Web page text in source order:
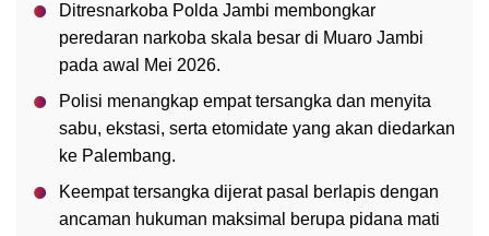
Ditresnarkoba Polda Jambi membongkar
peredaran narkoba skala besar di Muaro Jambi
pada awal Mei 2026.
Polisi menangkap empat tersangka dan menyita
sabu, ekstasi, serta etomidate yang akan diedarkan
ke Palembang.
Keempat tersangka dijerat pasal berlapis dengan
ancaman hukuman maksimal berupa pidana mati